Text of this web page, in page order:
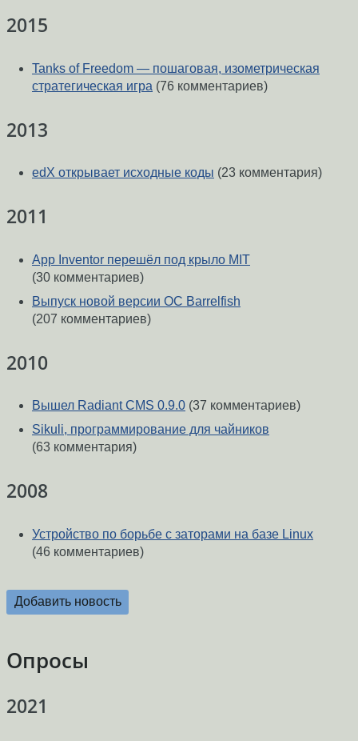
2015
Tanks of Freedom — пошаговая, изометрическая
стратегическая игра (76 комментариев)
2013
edX открывает исходные коды (23 комментария)
2011
App Inventor перешёл под крыло MIT
(30 комментариев)
Выпуск новой версии ОС Barrelfish
(207 комментариев)
2010
Вышел Radiant CMS 0.9.0 (37 комментариев)
Sikuli, программирование для чайников
(63 комментария)
2008
Устройство по борьбе с заторами на базе Linux
(46 комментариев)
Добавить новость
Опросы
2021